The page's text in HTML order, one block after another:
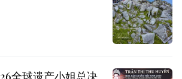
全球遗产小姐总决